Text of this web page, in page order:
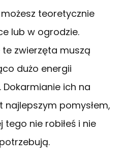
teoretycznie
lub w ogrodzie.
te zwierzęta muszą
dużo energii
ich na
najlepszym pomysłem,
tego nie robiłeś i nie